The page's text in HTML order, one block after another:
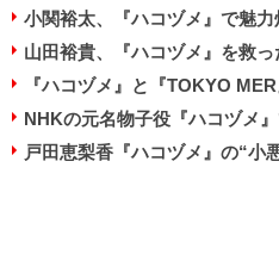
小関裕太、『ハコヅメ』で魅
山田裕貴、『ハコヅメ』を救
『ハコヅメ』と『TOKYO
NHKの元名物子役『ハコヅメ
戸田恵梨香『ハコヅメ』の“小